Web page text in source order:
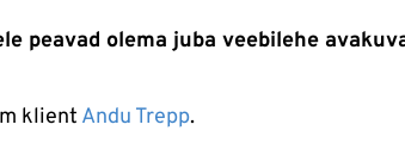
peavad olema juba veebilehe
klient Andu Trepp.